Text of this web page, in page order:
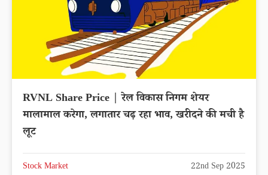
RVNL Share Price | रेल विकास निगम शेयर
मालामाल करेगा, लगातार चढ़ रहा भाव, खरीदने की मची है
लूट
Stock Market 22nd Sep 2025